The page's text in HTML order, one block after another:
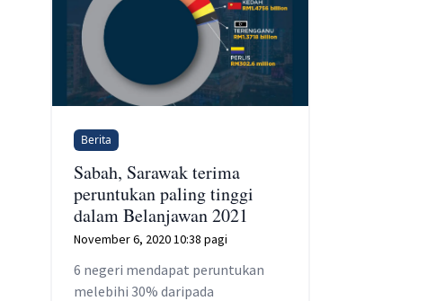
Berita
Sabah, Sarawak terima
peruntukan paling tinggi
dalam Belanjawan 2021
November 6, 2020 10:38 pagi
6 negeri mendapat peruntukan
melebihi 30% daripada